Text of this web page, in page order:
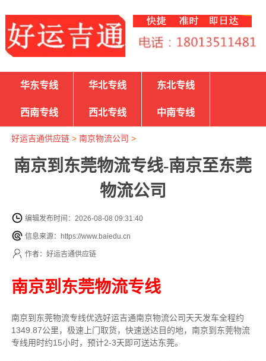
华东专线 华北专线 东北专线
西南专线 西北专线 中南专线
好运吉通供应链> 南京物流公司 >
南京到东莞物流专线-南京至东莞
物流公司
编辑发布时间：2026-08-08 09:31:40
信息来源：https://www.baiedu.cn
作者：好运吉通供应链
南京到东莞物流专线
南京到东莞物流专线优选好运吉通南京物流公司天天发车全程约
1349.87公里， 极速上门取货，快速送达目的地，南京到东莞物流
专线用时约15小时，预计2-3天即可送达东莞。